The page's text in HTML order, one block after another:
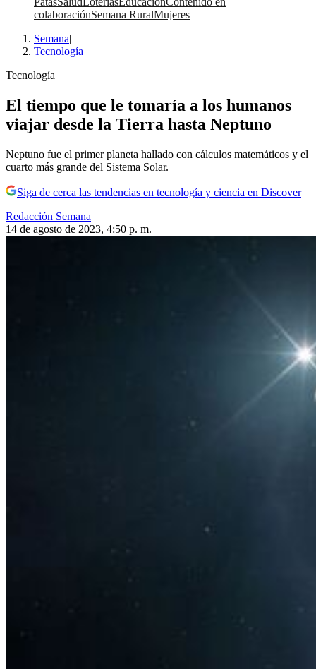
colaboraciónSemana RuralMujeres
Semana|
Tecnología
Tecnología
El tiempo que le tomaría a los humanos
viajar desde la Tierra hasta Neptuno
Neptuno fue el primer planeta hallado con cálculos matemáticos y el
cuarto más grande del Sistema Solar.
Siga de cerca las tendencias en tecnología y ciencia en Discover
Redacción Semana
14 de agosto de 2023, 4:50 p. m.